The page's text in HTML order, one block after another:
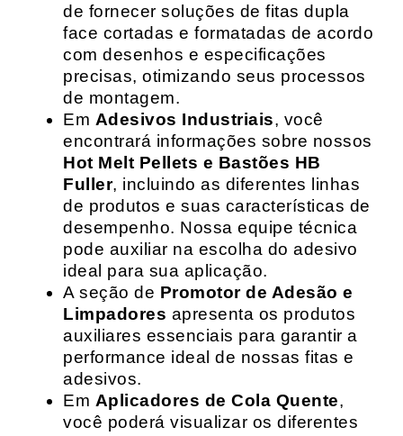
de fornecer soluções de fitas dupla
face cortadas e formatadas de acordo
com desenhos e especificações
precisas, otimizando seus processos
de montagem.
Em Adesivos Industriais, você
encontrará informações sobre nossos
Hot Melt Pellets e Bastões HB
Fuller, incluindo as diferentes linhas
de produtos e suas características de
desempenho. Nossa equipe técnica
pode auxiliar na escolha do adesivo
ideal para sua aplicação.
A seção de Promotor de Adesão e
Limpadores apresenta os produtos
auxiliares essenciais para garantir a
performance ideal de nossas fitas e
adesivos.
Em Aplicadores de Cola Quente,
você poderá visualizar os diferentes